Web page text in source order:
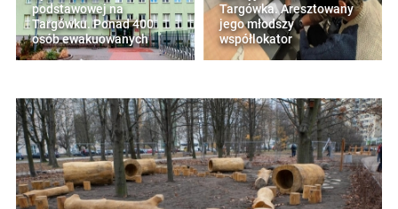
podstawowej na
Targówku. Ponad 400
osób ewakuowanych
Targówka. Aresztowany
jego młodszy
współlokator